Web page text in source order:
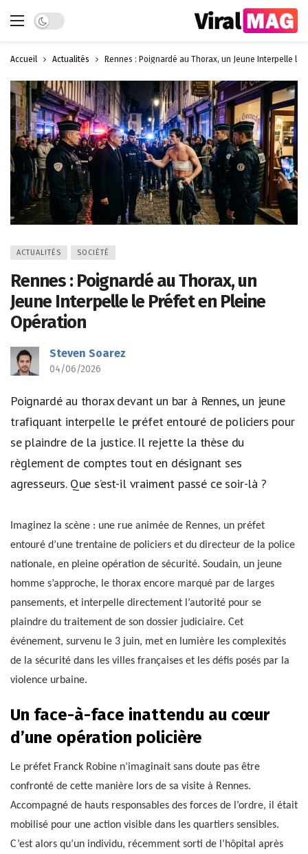
Dark mode
Accueil Actualités Rennes : Poignardé au Thorax, un Jeune Interpelle le
ACTUALITÉS SOCIÉTÉ
Rennes : Poignardé au Thorax, un
Jeune Interpelle le Préfet en Pleine
Opération
Steven Soarez
04/06/2026
Poignardé au thorax devant un bar à Rennes, un jeune
trafiquant interpelle le préfet entouré de policiers pour
se plaindre de la justice. Il rejette la thèse du
règlement de comptes tout en désignant ses
agresseurs. Que s’est-il vraiment passé ce soir-là ?
Imaginez la scène : une rue animée de Rennes, un préfet
entouré d’une trentaine de policiers et du directeur de la police
nationale, en pleine opération de sécurité. Soudain, un jeune
homme s’approche, le thorax encore marqué par de larges
pansements, et interpelle directement l’autorité pour se
plaindre du traitement de son dossier judiciaire. Cet
événement, survenu le 3 juin, met en lumière les complexités
de la sécurité dans les villes françaises et les défis posés par la
violence urbaine.
Un face-à-face inattendu au cœur
d’une opération policière
Le préfet Franck Robine n’imaginait sans doute pas être
confronté de cette manière lors de sa visite à Rennes.
Accompagné de hauts responsables des forces de l’ordre, il était
mobilisé pour une action visible dans les quartiers sensibles.
C’est alors qu’un individu, récemment sorti de l’hôpital après